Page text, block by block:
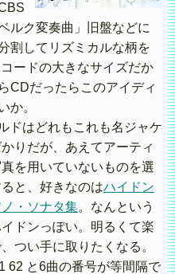
ルク変奏曲」旧盤などに
割してリズミカルな柄を
ードの大きなサイズだか
CDだったらこのアイディ
か。
ドはどれもこれも名ジャケ
りだが、あえてアーティ
を用いていないものを選
と、好きなのはハイドン
・ソナタ集。なんという
ドンっぽい。明るくて楽
つい手に取りたくなる。
62 と6曲の番号が等間隔で